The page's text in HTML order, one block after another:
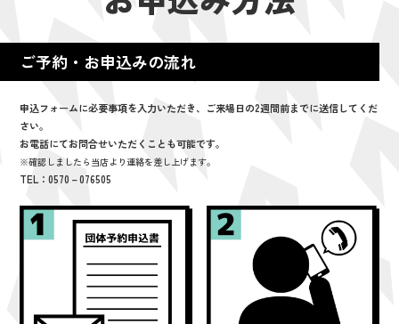
ご予約・お申込みの流れ
申込フォームに必要事項を入力いただき、ご来場日の2週間前までに送信してくだ
さい。
お電話にてお問合せいただくことも可能です。
※確認しましたら当店より連絡を差し上げます。
TEL：0570－076505